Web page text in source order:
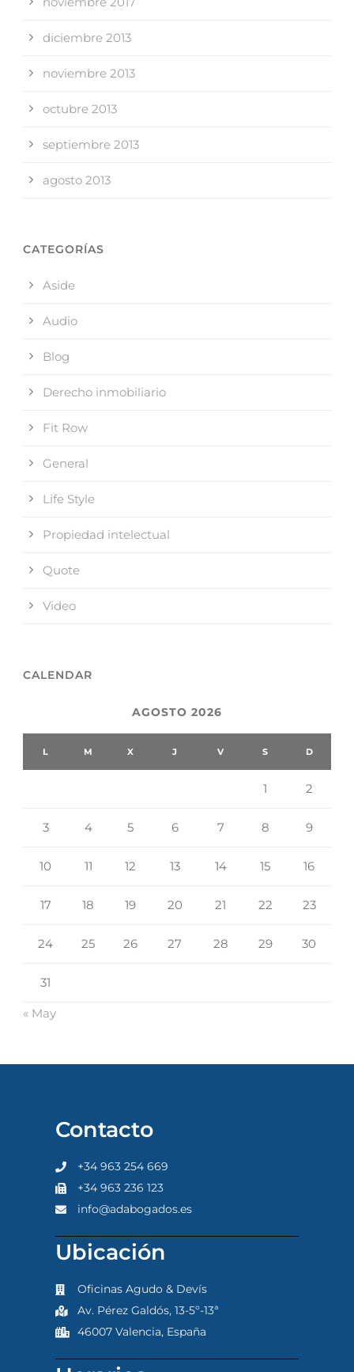
diciembre 2013
noviembre 2013
octubre 2013
septiembre 2013
agosto 2013
CATEGORÍAS
Aside
Audio
Blog
Derecho inmobiliario
Fit Row
General
Life Style
Propiedad intelectual
Quote
Video
CALENDAR
AGOSTO 2026
L M X J V S D
1 2
3 4 5 6 7 8 9
10 11 12 13 14 15 16
17 18 19 20 21 22 23
24 25 26 27 28 29 30
31
« May
Contacto
+34 963 254 669
+34 963 236 123
info@adabogados.es
Ubicación
Oficinas Agudo & Devís
Av. Pérez Galdós, 13-5º-13ª
46007 Valencia, España